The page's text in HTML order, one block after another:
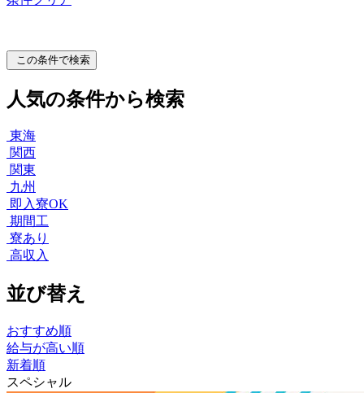
この条件で検索
人気の条件から検索
東海
関西
関東
九州
即入寮OK
期間工
寮あり
高収入
並び替え
おすすめ順
給与が高い順
新着順
スペシャル